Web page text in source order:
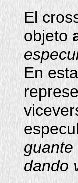
El
objeto
En
dando